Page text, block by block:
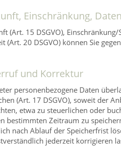
Einschränkung,
(Art. 15 DSGVO),
(Art. 20 DSGVO) können Sie
und Korrektur
personenbezogene Daten
(Art. 17 DSGVO), soweit der
etwa zu steuerlichen oder
bestimmten Zeitraum zu
nach Ablauf der Speicherfrist
jederzeit korrigieren